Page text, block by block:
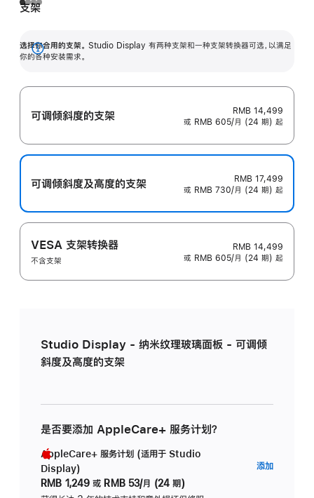
支架
选择你合用的支架。 Studio Display 有两种支架和一种支架转换器可选，以满足
你的各种安装需求。
展
可调倾斜度的支架
RMB 14,499
或 RMB 605/月 (24 期) 起
可调倾斜度及高‍度的支‍架
RMB 17,499
或 RMB 730/月 (24 期) 起
VESA 支架转换器
不含支架
RMB 14,499
或 RMB 605/月 (24 期) 起
Studio Display - 纳米纹理玻璃面板 - 可调倾
斜度及高度的支架
是否要添加 AppleCare+ 服务计划？
AppleCare+ 服务计划 (适用于 Studio
Display)
RMB 1,249 或 RMB 53/月 (24 期)
添加